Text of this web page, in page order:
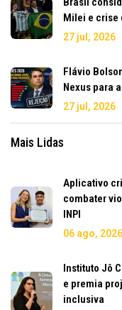
Milei e crise
27 jul, 2026
Flávio
Nexus para
27 jul, 2026
Mais Lidas
Aplicativo
combater
INPI
06 ago, 2026
Instituto Jô
e premia
inclusiva